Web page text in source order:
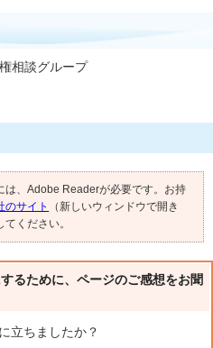
相談グループ
は、Adobe Readerが必要です。お持
のサイト
（新しいウィンドウで開き
ください。
るために、ページのご感想をお聞
立ちましたか？